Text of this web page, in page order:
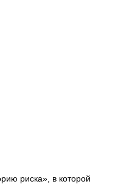
риска», в которой